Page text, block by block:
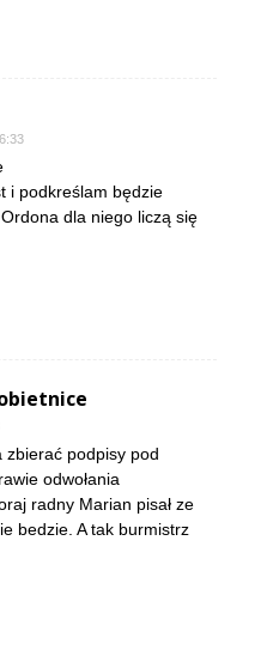
i podkreślam będzie
dla niego liczą się
zbierać podpisy pod
odwołania
radny Marian pisał ze
bedzie. A tak burmistrz